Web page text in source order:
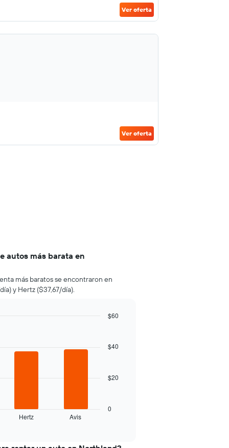
Ver oferta
Ver oferta
autos más barata en
más baratos se encontraron en
y Hertz ($37,67/día).
Hertz Avis
0
$20
$40
$60